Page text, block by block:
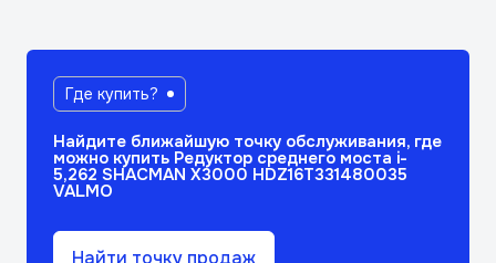
Где купить?
Найдите ближайшую точку обслуживания, где
можно купить Редуктор среднего моста i-
5,262 SHACMAN X3000 HDZ16T331480035
VALMO
Найти точку продаж